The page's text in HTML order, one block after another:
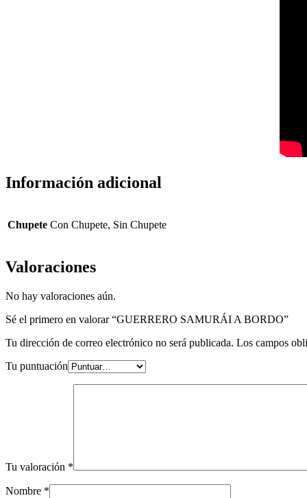
Información adicional
Chupete Con Chupete, Sin Chupete
Valoraciones
No hay valoraciones aún.
Sé el primero en valorar “GUERRERO SAMURÁI A BORDO”
Tu dirección de correo electrónico no será publicada. Los campos
Tu puntuación
Tu valoración *
Nombre *